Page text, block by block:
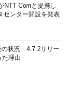
NTT Comと提携し
センター開設を発表
の状況 4.7.2リリー
た理由